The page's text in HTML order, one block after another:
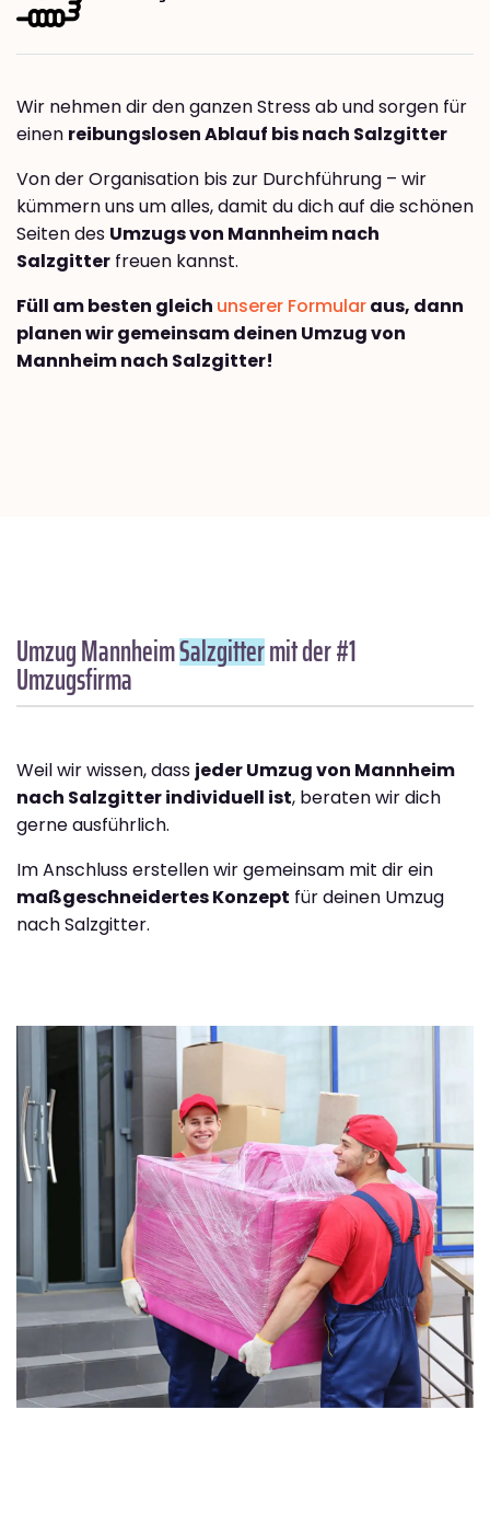
Wir nehmen dir den ganzen Stress ab und sorgen für
einen reibungslosen Ablauf bis nach Salzgitter
Von der Organisation bis zur Durchführung – wir
kümmern uns um alles, damit du dich auf die schönen
Seiten des Umzugs von Mannheim nach
Salzgitter freuen kannst.
Füll am besten gleich unserer Formularaus, dann
planen wir gemeinsam deinen Umzug von
Mannheim nach Salzgitter!
Umzug MannheimSalzgittermit der #1
Umzugsfirma
Weil wir wissen, dass jeder Umzug von Mannheim
nach Salzgitter individuell ist, beraten wir dich
gerne ausführlich.
Im Anschluss erstellen wir gemeinsam mit dir ein
maßgeschneidertes Konzept für deinen Umzug
nach Salzgitter.